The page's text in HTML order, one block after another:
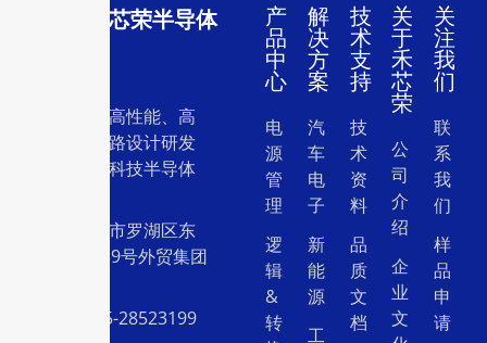
深圳市禾芯荣半导体
一家专注于高性能、高
质量集成电路设计研发
和销售的高科技半导体
地址：深圳市罗湖区东
门中兴路239号外贸集团
电话：0755-28523199
产
品
中
心
电
源
管
理
逻
辑
&
转
解
决
方
案
汽
车
电
子
新
能
源
工
技
术
支
持
技
术
资
料
品
质
文
档
关
于
禾
芯
荣
公
司
介
绍
企
业
文
关
注
我
们
联
系
我
们
样
品
申
请